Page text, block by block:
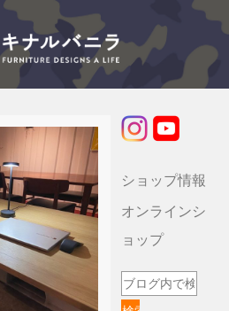
ショップ情報
オンラインシ
ョップ